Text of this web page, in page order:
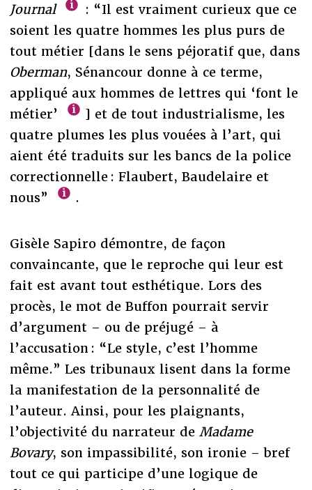
Journal
: “Il est vraiment curieux que ce
soient les quatre hommes les plus purs de
tout métier [dans le sens péjoratif que, dans
Oberman, Sénancour donne à ce terme,
appliqué aux hommes de lettres qui ‘font le
métier’
] et de tout industrialisme, les
quatre plumes les plus vouées à l’art, qui
aient été traduits sur les bancs de la police
correctionnelle : Flaubert, Baudelaire et
nous”
.
Gisèle Sapiro démontre, de façon
convaincante, que le reproche qui leur est
fait est avant tout esthétique. Lors des
procès, le mot de Buffon pourrait servir
d’argument – ou de préjugé – à
l’accusation : “Le style, c’est l’homme
même.” Les tribunaux lisent dans la forme
la manifestation de la personnalité de
l’auteur. Ainsi, pour les plaignants,
l’objectivité du narrateur de Madame
Bovary, son impassibilité, son ironie – bref
tout ce qui participe d’une logique de